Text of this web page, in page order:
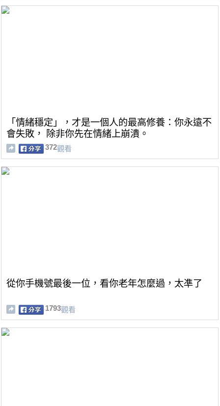
「情緒穩定」，才是一個人的最高修養：你永遠不
會失敗， 除非你先在情緒上崩潰。
372觀看
從你手機號最後一位，看你老年怎麼過，太凖了
1793觀看